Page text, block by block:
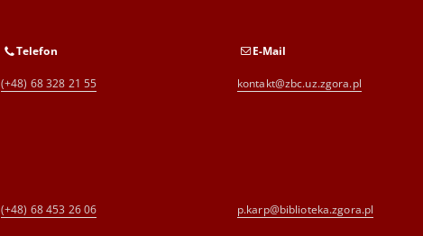
Telefon
(+48) 68 328 21 55
E-Mail
kontakt@zbc.uz.zgora.pl
(+48) 68 453 26 06 p.karp@biblioteka.zgora.pl